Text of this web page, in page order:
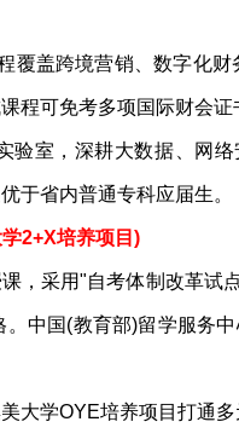
盖跨境营销、数字化
程可免考多项国际财会证
室，深耕大数据、网
于省内普通专科应届生。
2+X培养项目)
，采用"自考体制改革试
中国(教育部)留学服务